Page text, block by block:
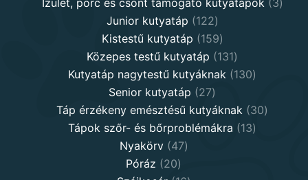
Ízület, porc és csont támogató kutyatápok 3
Junior kutyatáp 122122
products
Kistestű kutyatáp 159159
products
Közepes testű kutyatáp 131131
products
Kutyatáp nagytestű kutyáknak 130130
Senior kutyatáp 2727
products
Táp érzékeny emésztésű kutyáknak 3030
Tápok szőr- és bőrproblémákra 1313
Nyakörv 4747
Póráz 2020